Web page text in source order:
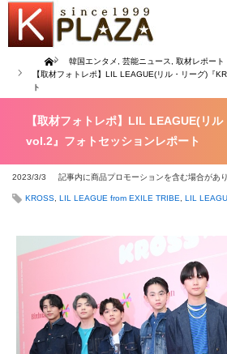
Home 韓国エンタメ 芸能ニュース
取材レポート
【取材フォトレポ】LIL LEAGUE(リル・リーグ)『
ト
【取材フォトレポ】LIL LEAGUE(リ
vol.2』フォトセッションレポート
2023/3/3 記事内に商品プロモーションを含む場合があ
KROSS LIL LEAGUE from EXILE TRIBE LIL